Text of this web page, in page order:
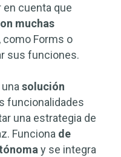
en cuenta que
muchas
Forms o
sus funciones.
solución
funcionalidades
una estrategia de
Funciona de
y se integra